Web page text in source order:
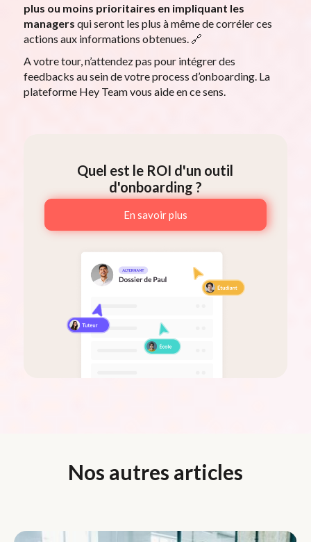
plus ou moins prioritaires en impliquant les
managers qui seront les plus à même de corréler ces
actions aux informations obtenues. 🔗
A votre tour, n’attendez pas pour intégrer des
feedbacks au sein de votre process d’onboarding. La
plateforme Hey Team vous aide en ce sens.
Quel est le ROI d'un outil
d'onboarding ?
En savoir plus
Nos autres articles